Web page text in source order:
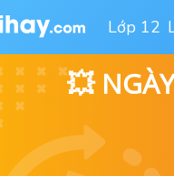
Lớp 12
💥
hệ giữa các
giác
giữa góc và
một tam